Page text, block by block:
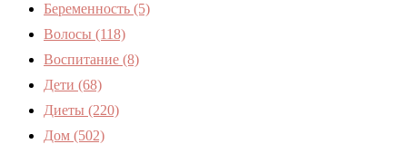
Беременность (5)
Волосы (118)
Воспитание (8)
Дети (68)
Диеты (220)
Дом (502)